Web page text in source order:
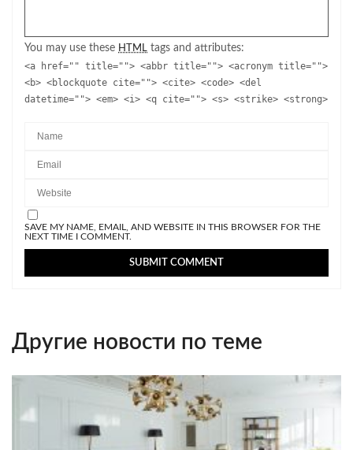
You may use these HTML tags and attributes:
<a href="" title=""> <abbr title=""> <acronym title="">
<b> <blockquote cite=""> <cite> <code> <del
datetime=""> <em> <i> <q cite=""> <s> <strike> <strong>
SAVE MY NAME, EMAIL, AND WEBSITE IN THIS BROWSER FOR THE
NEXT TIME I COMMENT.
Другие новости по теме